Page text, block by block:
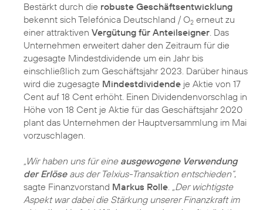
Bestärkt durch die robuste Geschäftsentwicklung
bekennt sich Telefónica Deutschland / O2 erneut zu
einer attraktiven Vergütung für Anteilseigner. Das
Unternehmen erweitert daher den Zeitraum für die
zugesagte Mindestdividende um ein Jahr bis
einschließlich zum Geschäftsjahr 2023. Darüber hinaus
wird die zugesagte Mindestdividende je Aktie von 17
Cent auf 18 Cent erhöht. Einen Dividendenvorschlag in
Höhe von 18 Cent je Aktie für das Geschäftsjahr 2020
plant das Unternehmen der Hauptversammlung im Mai
vorzuschlagen.
„Wir haben uns für eine ausgewogene Verwendung
der Erlöseaus der Telxius-Transaktion entschieden“,
sagte Finanzvorstand Markus Rolle. „Der wichtigste
Aspekt war dabei die Stärkung unserer Finanzkraft im